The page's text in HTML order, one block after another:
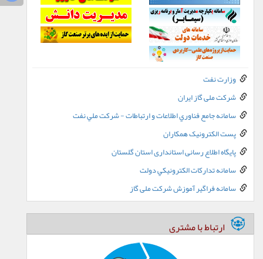
وزارت نفت
شرکت ملی گاز ایران
سامانه جامع فناوري اطلاعات و ارتباطات - شرکت ملي نفت
پست الکترونيک همکاران
پایگاه اطلاع رسانی استانداری استان گلستان
سامانه تدارکات الکترونيکي دولت
سامانه فراگیر آموزش شرکت ملی گاز
ارتباط با مشتری